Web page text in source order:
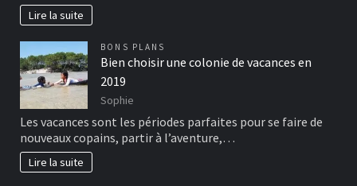
Lire la suite
BONS PLANS
Bien choisir une colonie de vacances en
2019
Sophie
Les vacances sont les périodes parfaites pour se faire de
nouveaux copains, partir à l’aventure,…
Lire la suite